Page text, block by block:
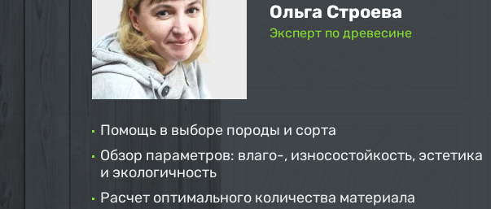
Ольга Строева
Эксперт по древесине
Помощь в выборе породы и сорта
Обзор параметров: влаго-, износостойкость, эстетика
и экологичность
Расчет оптимального количества материала